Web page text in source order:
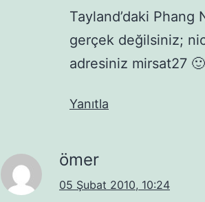
Tayland’daki Phang
gerçek değilsiniz;
adresiniz mirsat27 🙂
Yanıtla
ömer
05 Şubat 2010, 10:24